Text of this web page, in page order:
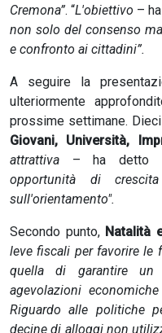
Cremona”. “L'obiettivo –
non solo del consenso
e confronto ai cittadini”.
A seguire la
ulteriormente
prossime settimane.
Giovani, Università,
attrattiva – ha detto
opportunità di
sull'orientamento".
Secondo punto, Natalità
leve fiscali per favorire le
quella di garantire un
agevolazioni
Riguardo alle politiche
decine di alloggi non